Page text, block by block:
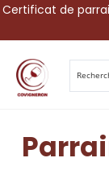
Certificat de